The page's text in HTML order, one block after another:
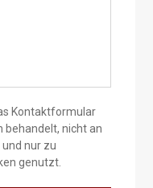
Kontaktformular
behandelt, nicht an
nur zu
genutzt.